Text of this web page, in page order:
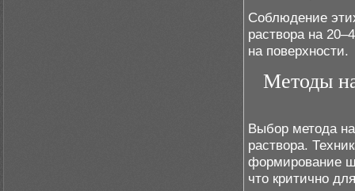
Соблюдение
раствора на
на поверхности.
Методы
Выбор метода
раствора.
формирование
что критично